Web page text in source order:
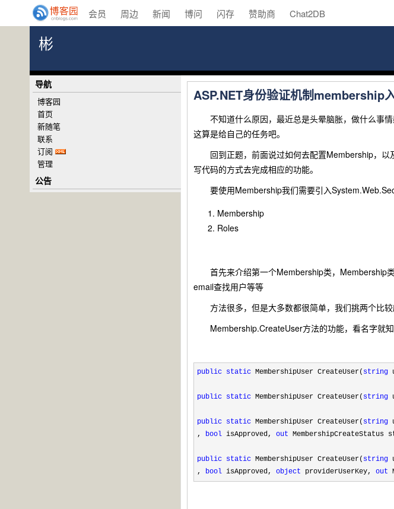
会员 周边 新闻 博问 闪存 赞助商 Chat2DB
彬
ASP.NET身份验证机制
不知道什么原因，最近总是头晕脑胀，做什么事情
这算是给自己的任务吧。
回到正题，前面说过如何去配置Membership，以
写代码的方式去完成相应的功能。
要使用Membership我们需要引入
Membership
Roles
首先来介绍第一个Membership类，Membership类
email查找用户等等
方法很多，但是大多数都很简单，我们挑两个比较
Membership.CreateUser方法的功能，看名字就知
public static MembershipUser CreateUser( string
public static MembershipUser CreateUser( string
public static MembershipUser CreateUser( string
, bool isApproved, out MembershipCreateStatus
public static MembershipUser CreateUser( string
, bool isApproved, object providerUserKey, out
导航
博客园
首页
新随笔
联系
订阅
管理
公告